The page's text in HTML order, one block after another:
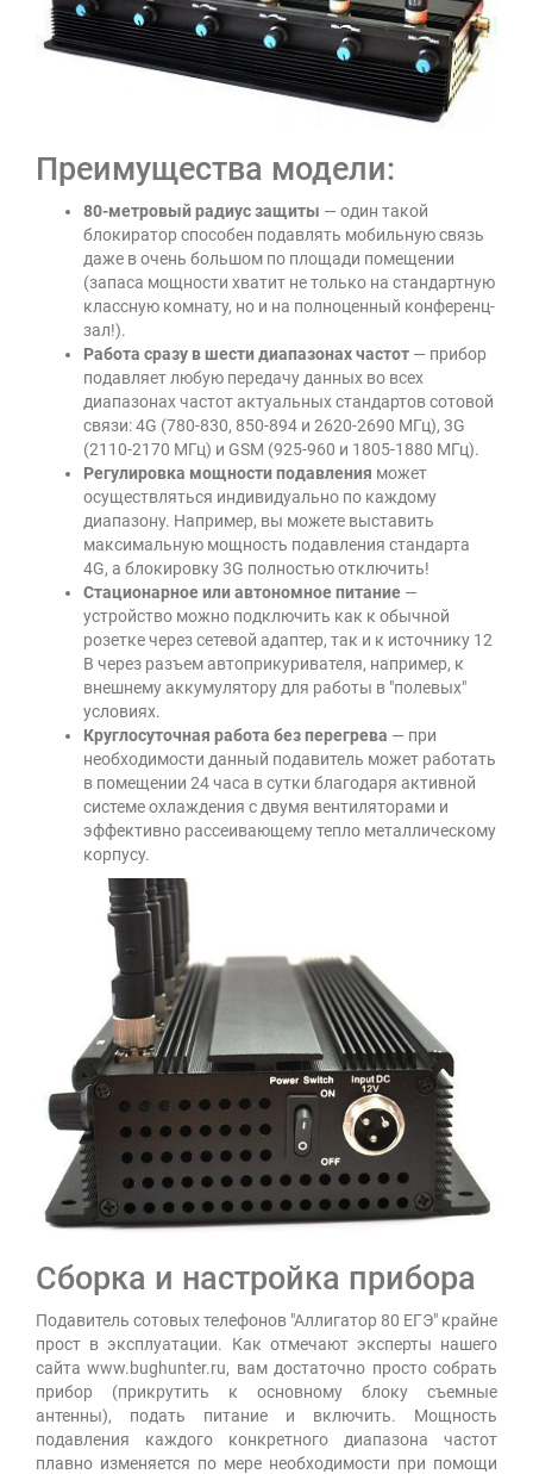
Преимущества модели:
80-метровый радиус защиты — один такой
блокиратор способен подавлять мобильную связь
даже в очень большом по площади помещении
(запаса мощности хватит не только на стандартную
классную комнату, но и на полноценный конференц-
зал!).
Работа сразу в шести диапазонах частот — прибор
подавляет любую передачу данных во всех
диапазонах частот актуальных стандартов сотовой
связи: 4G (780-830, 850-894 и 2620-2690 МГц), 3G
(2110-2170 МГц) и GSM (925-960 и 1805-1880 МГц).
Регулировка мощности подавления может
осуществляться индивидуально по каждому
диапазону. Например, вы можете выставить
максимальную мощность подавления стандарта
4G, а блокировку 3G полностью отключить!
Стационарное или автономное питание —
устройство можно подключить как к обычной
розетке через сетевой адаптер, так и к источнику 12
В через разъем автоприкуривателя, например, к
внешнему аккумулятору для работы в "полевых"
условиях.
Круглосуточная работа без перегрева — при
необходимости данный подавитель может работать
в помещении 24 часа в сутки благодаря активной
системе охлаждения с двумя вентиляторами и
эффективно рассеивающему тепло металлическому
корпусу.
Сборка и настройка прибора
Подавитель сотовых телефонов "Аллигатор 80 ЕГЭ" крайне
прост в эксплуатации. Как отмечают эксперты нашего
сайта www.bughunter.ru, вам достаточно просто собрать
прибор (прикрутить к основному блоку съемные
антенны), подать питание и включить. Мощность
подавления каждого конкретного диапазона частот
плавно изменяется по мере необходимости при помощи